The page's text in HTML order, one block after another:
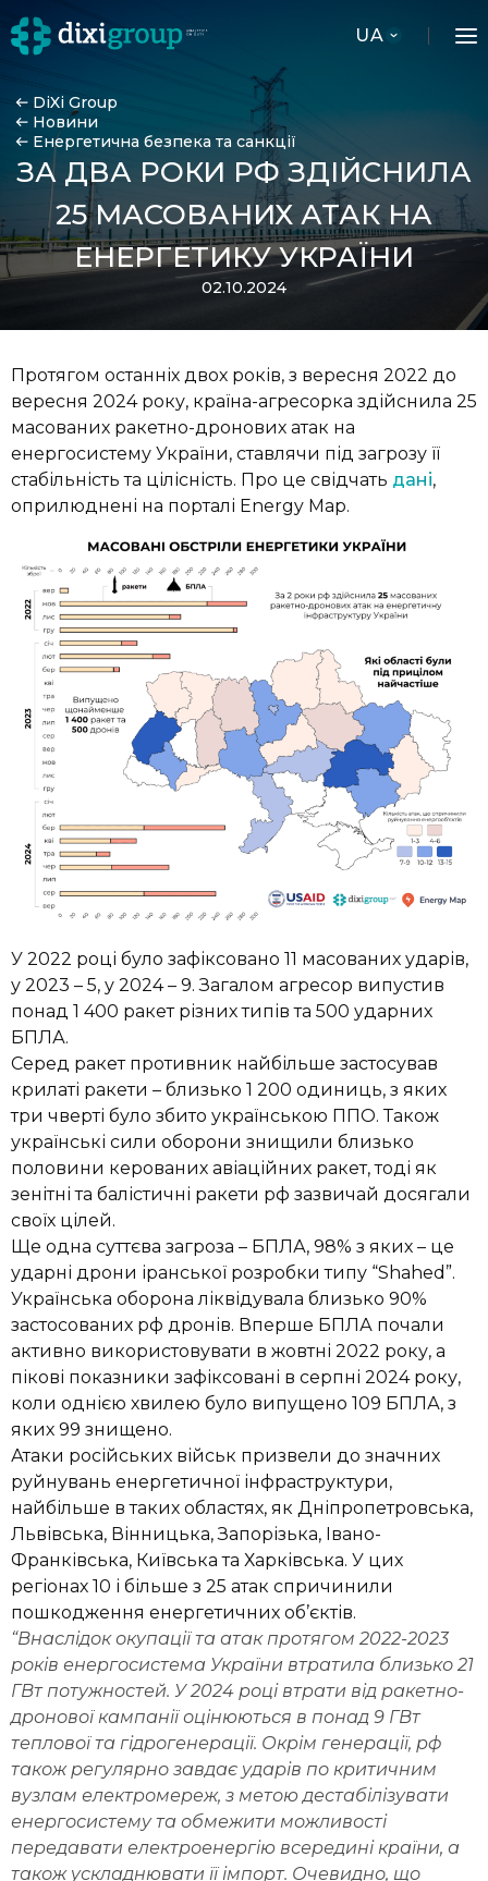
UA
DiXi Group
Новини
Енергетична безпека та санкції
ЗА ДВА РОКИ РФ ЗДІЙСНИЛА
25 МАСОВАНИХ АТАК НА
ЕНЕРГЕТИКУ УКРАЇНИ
02.10.2024
Протягом останніх двох років, з вересня 2022 до
вересня 2024 року, країна-агресорка здійснила 25
масованих ракетно-дронових атак на
енергосистему України, ставлячи під загрозу її
стабільність та цілісність. Про це свідчать дані,
оприлюднені на порталі Energy Map.
У 2022 році було зафіксовано 11 масованих ударів,
у 2023 – 5, у 2024 – 9. Загалом агресор випустив
понад 1 400 ракет різних типів та 500 ударних
БПЛА.
Серед ракет противник найбільше застосував
крилаті ракети – близько 1 200 одиниць, з яких
три чверті було збито українською ППО. Також
українські сили оборони знищили близько
половини керованих авіаційних ракет, тоді як
зенітні та балістичні ракети рф зазвичай досягали
своїх цілей.
Ще одна суттєва загроза – БПЛА, 98% з яких – це
ударні дрони іранської розробки типу “Shahed”.
Українська оборона ліквідувала близько 90%
застосованих рф дронів. Вперше БПЛА почали
активно використовувати в жовтні 2022 року, а
пікові показники зафіксовані в серпні 2024 року,
коли однією хвилею було випущено 109 БПЛА, з
яких 99 знищено.
Атаки російських військ призвели до значних
руйнувань енергетичної інфраструктури,
найбільше в таких областях, як Дніпропетровська,
Львівська, Вінницька, Запорізька, Івано-
Франківська, Київська та Харківська. У цих
регіонах 10 і більше з 25 атак спричинили
пошкодження енергетичних об’єктів.
“Внаслідок окупації та атак протягом 2022-2023
років енергосистема України втратила близько 21
ГВт потужностей. У 2024 році втрати від ракетно-
дронової кампанії оцінюються в понад 9 ГВт
теплової та гідрогенерації. Окрім генерації, рф
також регулярно завдає ударів по критичним
вузлам електромереж, з метою дестабілізувати
енергосистему та обмежити можливості
передавати електроенергію всередині країни, а
також ускладнювати її імпорт. Очевидно, що